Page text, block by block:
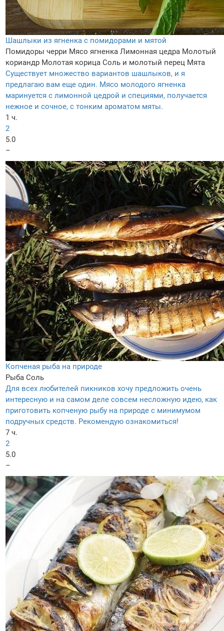
Шашлыки из ягненка с помидорами и мятой
Помидоры черри Мясо ягненка Лимонная цедра Молотый
кориандр Молотая корица Соль и молотый перец Мята
Существует множество вариантов шашлыков, и я
предлагаю вам еще один. Мясо молодого ягненка
маринуется с лимонной цедрой и специями, получается
нежное и сочное, с тонким ароматом мяты.
1 ч.
2
5.0
–
Копченая рыба на природе
Рыба Соль
Для всех любителей пикников хочу предложить очень
интересную и на самом деле совсем несложную идею, как
приготовить копченую рыбу на природе с минимумом
подручных средств. Рекомендую ознакомиться!
7 ч.
2
5.0
–